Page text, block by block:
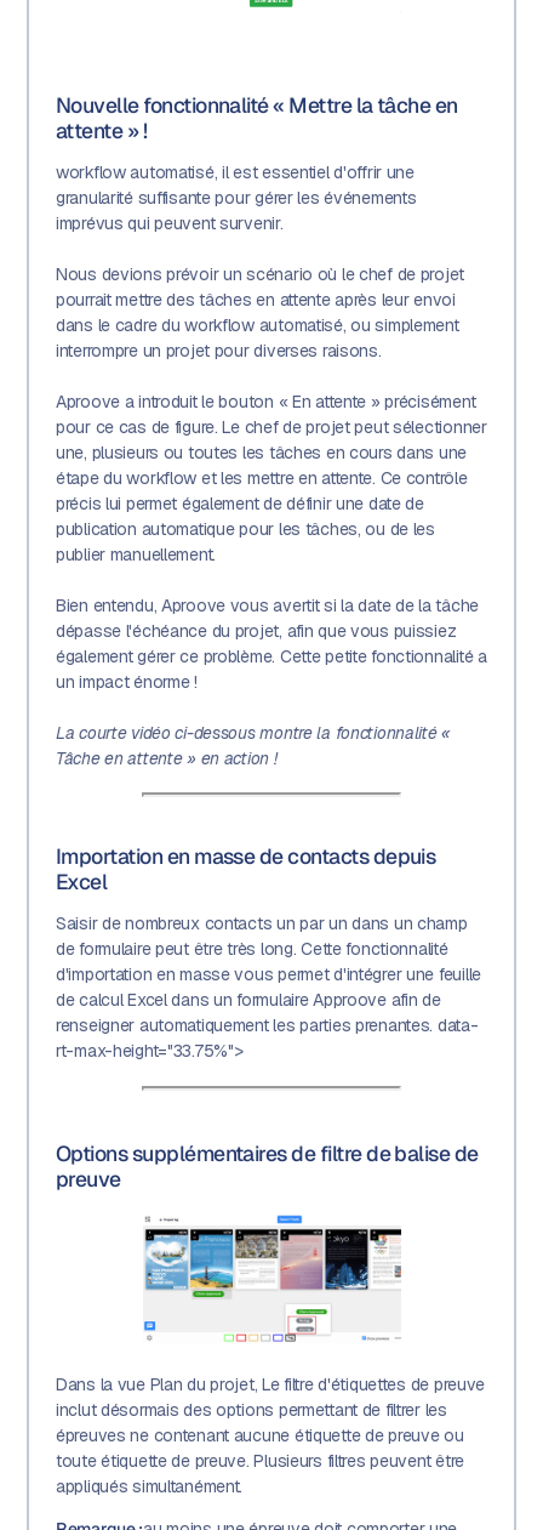
Nouvelle fonctionnalité « Mettre la tâche en
attente » !
workflow automatisé, il est essentiel d'offrir une
granularité suffisante pour gérer les événements
imprévus qui peuvent survenir.
Nous devions prévoir un scénario où le chef de projet
pourrait mettre des tâches en attente après leur envoi
dans le cadre du workflow automatisé, ou simplement
interrompre un projet pour diverses raisons.
Aproove a introduit le bouton « En attente » précisément
pour ce cas de figure. Le chef de projet peut sélectionner
une, plusieurs ou toutes les tâches en cours dans une
étape du workflow et les mettre en attente. Ce contrôle
précis lui permet également de définir une date de
publication automatique pour les tâches, ou de les
publier manuellement.
Bien entendu, Aproove vous avertit si la date de la tâche
dépasse l'échéance du projet, afin que vous puissiez
également gérer ce problème. Cette petite fonctionnalité a
un impact énorme !
La courte vidéo ci-dessous montre la fonctionnalité «
Tâche en attente » en action !
Importation en masse de contacts depuis
Excel
Saisir de nombreux contacts un par un dans un champ
de formulaire peut être très long. Cette fonctionnalité
d'importation en masse vous permet d'intégrer une feuille
de calcul Excel dans un formulaire Approove afin de
renseigner automatiquement les parties prenantes. data-
rt-max-height="33.75%">
Options supplémentaires de filtre de balise de
preuve
Dans la vue Plan du projet, Le filtre d'étiquettes de preuve
inclut désormais des options permettant de filtrer les
épreuves ne contenant aucune étiquette de preuve ou
toute étiquette de preuve. Plusieurs filtres peuvent être
appliqués simultanément.